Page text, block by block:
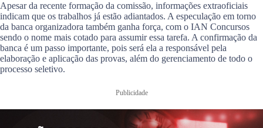
Apesar da recente formação da comissão, informações extraoficiais
indicam que os trabalhos já estão adiantados. A especulação em torno
da banca organizadora também ganha força, com o IAN Concursos
sendo o nome mais cotado para assumir essa tarefa. A confirmação da
banca é um passo importante, pois será ela a responsável pela
elaboração e aplicação das provas, além do gerenciamento de todo o
processo seletivo.
Publicidade